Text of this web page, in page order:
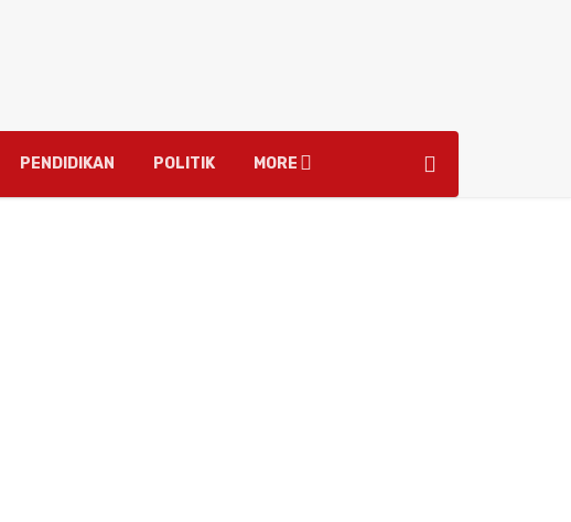
PENDIDIKAN POLITIK MORE